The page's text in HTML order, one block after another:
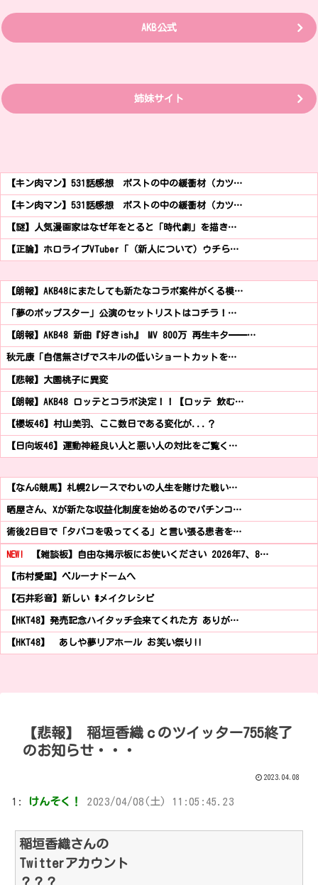
AKB公式
姉妹サイト
【キン肉マン】531話感想 ポストの中の緩衝材（カツ…
【キン肉マン】531話感想 ポストの中の緩衝材（カツ…
【謎】人気漫画家はなぜ年をとると「時代劇」を描き…
【正論】ホロライブVTuber「（新人について）ウチら…
【朗報】AKB48にまたしても新たなコラボ案件がくる模…
「夢のポップスター」公演のセットリストはコチラ！…
【朗報】AKB48 新曲『好きish』 MV 800万 再生キタ━━…
秋元康「自信無さげでスキルの低いショートカットを…
【悲報】大園桃子に異変
【朗報】AKB48 ロッテとコラボ決定！！【ロッテ 飲む…
【櫻坂46】村山美羽、ここ数日である変化が...？
【日向坂46】運動神経良い人と悪い人の対比をご覧く…
【なんG競馬】札幌2レースでわいの人生を賭けた戦い…
晒屋さん、Xが新たな収益化制度を始めるのでパチンコ…
術後2日目で「タバコを吸ってくる」と言い張る患者を…
NEW! 【雑談板】自由な掲示板にお使いください 2026年7、8…
【市村愛里】ベルーナドームへ
【石井彩音】新しい #メイクレシピ
【HKT48】発売記念ハイタッチ会来てくれた方 ありが…
【HKT48】 あしや夢リアホール お笑い祭り!!
【悲報】 稲垣香織ｃのツイッター755終了
のお知らせ・・・
2023.04.08
1: けんそく！ 2023/04/08(土) 11:05:45.23
稲垣香織さんの
Twitterアカウント
？？？